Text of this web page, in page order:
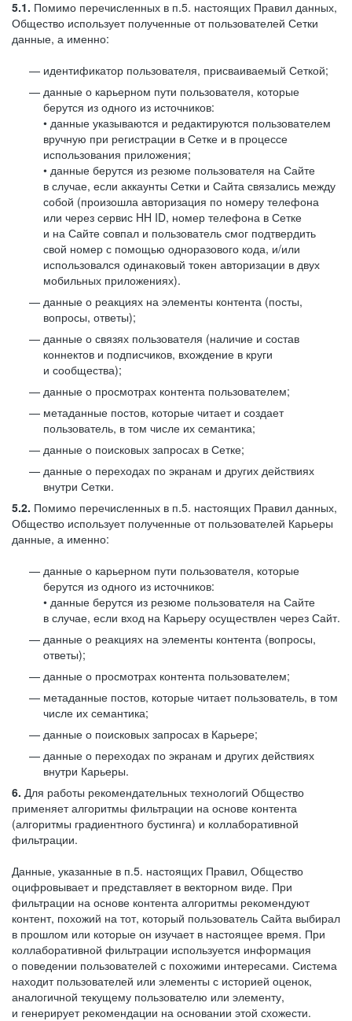
5.1. Помимо перечисленных в п.5. настоящих Правил данных,
Общество использует полученные от пользователей Сетки
данные, а именно:
идентификатор пользователя, присваиваемый Сеткой;
данные о карьерном пути пользователя, которые
берутся из одного из источников:
• данные указываются и редактируются пользователем
вручную при регистрации в Сетке и в процессе
использования приложения;
• данные берутся из резюме пользователя на Сайте
в случае, если аккаунты Сетки и Сайта связались между
собой (произошла авторизация по номеру телефона
или через сервис HH ID, номер телефона в Сетке
и на Сайте совпал и пользователь смог подтвердить
свой номер с помощью одноразового кода, и/или
использовался одинаковый токен авторизации в двух
мобильных приложениях).
данные о реакциях на элементы контента (посты,
вопросы, ответы);
данные о связях пользователя (наличие и состав
коннектов и подписчиков, вхождение в круги
и сообщества);
данные о просмотрах контента пользователем;
метаданные постов, которые читает и создает
пользователь, в том числе их семантика;
данные о поисковых запросах в Сетке;
данные о переходах по экранам и других действиях
внутри Сетки.
5.2. Помимо перечисленных в п.5. настоящих Правил данных,
Общество использует полученные от пользователей Карьеры
данные, а именно:
данные о карьерном пути пользователя, которые
берутся из одного из источников:
• данные берутся из резюме пользователя на Сайте
в случае, если вход на Карьеру осуществлен через Сайт.
данные о реакциях на элементы контента (вопросы,
ответы);
данные о просмотрах контента пользователем;
метаданные постов, которые читает пользователь, в том
числе их семантика;
данные о поисковых запросах в Карьере;
данные о переходах по экранам и других действиях
внутри Карьеры.
6. Для работы рекомендательных технологий Общество
применяет алгоритмы фильтрации на основе контента
(алгоритмы градиентного бустинга) и коллаборативной
фильтрации.
Данные, указанные в п.5. настоящих Правил, Общество
оцифровывает и представляет в векторном виде. При
фильтрации на основе контента алгоритмы рекомендуют
контент, похожий на тот, который пользователь Сайта выбирал
в прошлом или которые он изучает в настоящее время. При
коллаборативной фильтрации используется информация
о поведении пользователей с похожими интересами. Система
находит пользователей или элементы с историей оценок,
аналогичной текущему пользователю или элементу,
и генерирует рекомендации на основании этой схожести.